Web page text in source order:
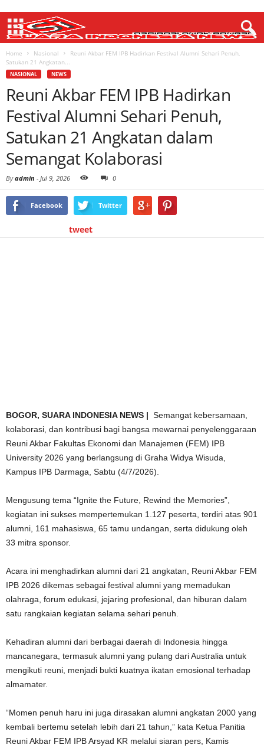
Home Nasional
Reuni Akbar FEM IPB Hadirkan Festival Alumni Sehari Penuh,
Satukan 21 Angkatan...
NASIONAL NEWS
Reuni Akbar FEM IPB Hadirkan
Festival Alumni Sehari Penuh,
Satukan 21 Angkatan dalam
Semangat Kolaborasi
Byadmin - Jul 9, 2026 0
Facebook Twitter
tweet
BOGOR, SUARA INDONESIA NEWS | Semangat kebersamaan,
kolaborasi, dan kontribusi bagi bangsa mewarnai penyelenggaraan
Reuni Akbar Fakultas Ekonomi dan Manajemen (FEM) IPB
University 2026 yang berlangsung di Graha Widya Wisuda,
Kampus IPB Darmaga, Sabtu (4/7/2026).
Mengusung tema “Ignite the Future, Rewind the Memories”,
kegiatan ini sukses mempertemukan 1.127 peserta, terdiri atas 901
alumni, 161 mahasiswa, 65 tamu undangan, serta didukung oleh
33 mitra sponsor.
Acara ini menghadirkan alumni dari 21 angkatan, Reuni Akbar FEM
IPB 2026 dikemas sebagai festival alumni yang memadukan
olahraga, forum edukasi, jejaring profesional, dan hiburan dalam
satu rangkaian kegiatan selama sehari penuh.
Kehadiran alumni dari berbagai daerah di Indonesia hingga
mancanegara, termasuk alumni yang pulang dari Australia untuk
mengikuti reuni, menjadi bukti kuatnya ikatan emosional terhadap
almamater.
“Momen penuh haru ini juga dirasakan alumni angkatan 2000 yang
kembali bertemu setelah lebih dari 21 tahun,” kata Ketua Panitia
Reuni Akbar FEM IPB Arsyad KR melalui siaran pers, Kamis